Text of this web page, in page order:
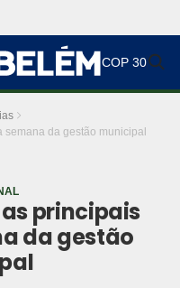
COP 30
semana da gestão municipal
principais
da gestão